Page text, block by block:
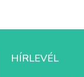
HÍRLEVÉL